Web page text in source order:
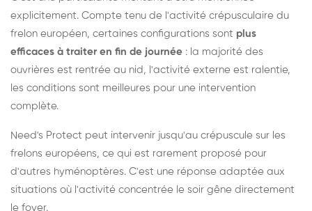
explicitement. Compte tenu de l'activité crépusculaire du
frelon européen, certaines configurations sont plus
efficaces à traiter en fin de journée : la majorité des
ouvrières est rentrée au nid, l'activité externe est ralentie,
les conditions sont meilleures pour une intervention
complète.
Need's Protect peut intervenir jusqu'au crépuscule sur les
frelons européens, ce qui est rarement proposé pour
d'autres hyménoptères. C'est une réponse adaptée aux
situations où l'activité concentrée le soir gêne directement
le foyer.